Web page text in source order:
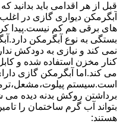
قبل از هر اقدامی باید بدانید
آبگرمکن دیواری گازی در
های برقی هم کم نیست.پیدا
بستگی به نوع آبگرمکن
نمی کند و نیازی به دودکش
کنار مخزن استفاده شده و
می کند.اما آبگرمکن گازی
است.سیستم
برداشتن روکش بدنه دیده می
بتواند آب گرم ساختمان را
هستند: